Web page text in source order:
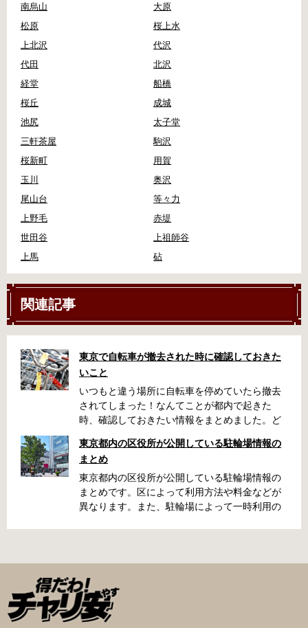
南烏山
大原
松原
桜上水
上北沢
代沢
代田
北沢
経堂
船橋
桜丘
成城
池尻
太子堂
三軒茶屋
駒沢
桜新町
用賀
玉川
奥沢
尾山台
等々力
上野毛
赤堤
世田谷
上祖師谷
上馬
砧
関連記事
東京で自転車が撤去された時に確認しておきた
いこと
いつもと違う場所に自転車を停めていたら撤去
されてしまった！なんてことが都内で起きた
時、確認しておきたい情報をまとめました。ど
くらい？なんて疑問が浮かぶかと思います。事
前に確認していざという時対処しましょう。 千
代田区 / 新宿区 / 品川区 / 港区 / 中央区 / 大田区
/ 北区 / 墨田区 / 渋谷区 / 葛飾区 千代田区で撤去
された場合 猿楽町保管場所 住所 千代田区神田
の地図が置いてあります） 東京メトロ半蔵門
線、都営新宿・三田線神保町駅から徒歩7分 大
手町高架下自転車保管場所 住所 千代田区大手町
二丁目4番 電話 050-2018-6466（千代田区自転
車対策コールセンター） 最寄駅 東京メトロ半蔵
東京都内の区役所が公開している駐輪場情報の
まとめ
東京都内の区役所が公開している駐輪場情報の
まとめです。区によって利用方法や料金などが
異なります。また、駐輪場によって一時利用の
の自転車駐輪場 利用方法 利用登録申請書の提出
申請期間内に利用登録申請書（PDF：
1,396KB） と必要書類を環境まちづくり総務課
あてに郵送（申請期間消印有効）または、期間
内に環境まちづくり総務課（区役所5階5B窓